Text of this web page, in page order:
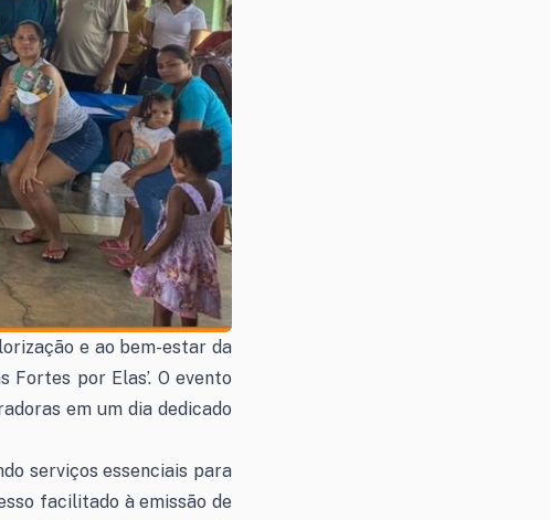
e ao bem-estar da
Fortes por Elas’. O evento
em um dia dedicado
serviços essenciais para
facilitado à emissão de